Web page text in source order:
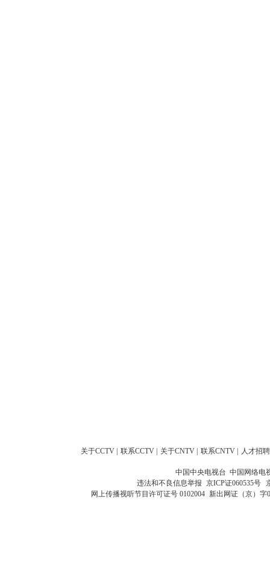
关于CCTV 联系CCTV 关于CNTV 联系CNTV 人才招聘
中国中央电视台 中国网络电
违法和不良信息举报 京ICP证060535号
网上传播视听节目许可证号 0102004 新出网证（京）